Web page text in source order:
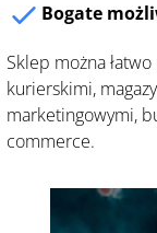
Bogate
Sklep można
kurierskimi,
marketingowymi,
commerce.